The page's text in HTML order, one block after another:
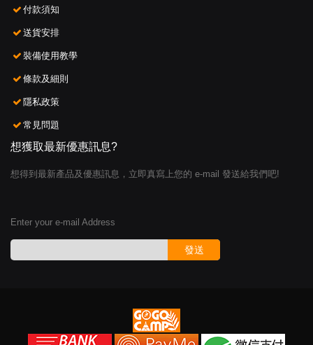
付款須知
送貨安排
裝備使用教學
條款及細則
隱私政策
常見問題
想獲取最新優惠訊息?
想得到最新產品及優惠訊息，立即真寫上您的 e-mail 發送給我們吧!
Enter your e-mail Address
發送